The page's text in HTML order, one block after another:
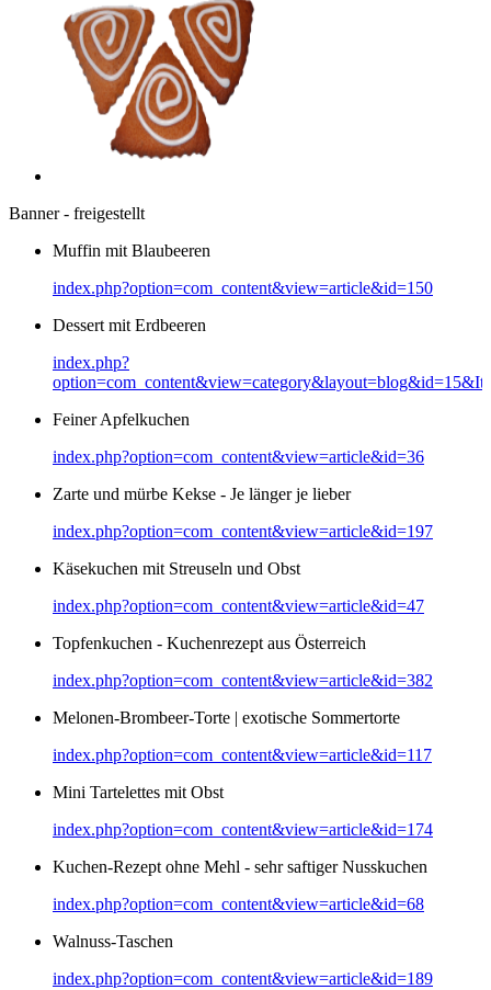
Banner - freigestellt
Muffin mit Blaubeeren
index.php?option=com_content&view=article&id=150
Dessert mit Erdbeeren
index.php?
Feiner Apfelkuchen
index.php?option=com_content&view=article&id=36
Zarte und mürbe Kekse - Je länger je lieber
index.php?option=com_content&view=article&id=197
Käsekuchen mit Streuseln und Obst
index.php?option=com_content&view=article&id=47
Topfenkuchen - Kuchenrezept aus Österreich
index.php?option=com_content&view=article&id=382
Melonen-Brombeer-Torte | exotische Sommertorte
index.php?option=com_content&view=article&id=117
Mini Tartelettes mit Obst
index.php?option=com_content&view=article&id=174
Kuchen-Rezept ohne Mehl - sehr saftiger Nusskuchen
index.php?option=com_content&view=article&id=68
Walnuss-Taschen
index.php?option=com_content&view=article&id=189